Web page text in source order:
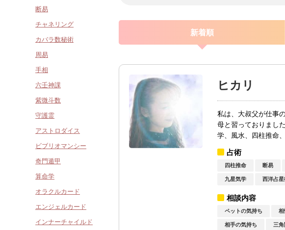
新着順
ヒカリ
私は、大叔父が仕事
母と習っておりまし
学、風水、四柱推命
占術
四柱推命 断易
九星気学 西洋占星
相談内容
ペットの気持ち 相
相手の気持ち 三
断易
チャネリング
カバラ数秘術
周易
手相
六壬神課
紫微斗数
守護霊
アストロダイス
ビブリオマンシー
奇門遁甲
算命学
オラクルカード
エンジェルカード
インナーチャイルド